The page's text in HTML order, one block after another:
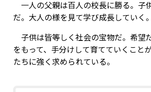
一人の父親は百人の校長に勝る。子
だ。大人の様を見て学び成長していく。
子供は皆等しく社会の宝物だ。希望
をもって、手分けして育てていくこと
たちに強く求められている。